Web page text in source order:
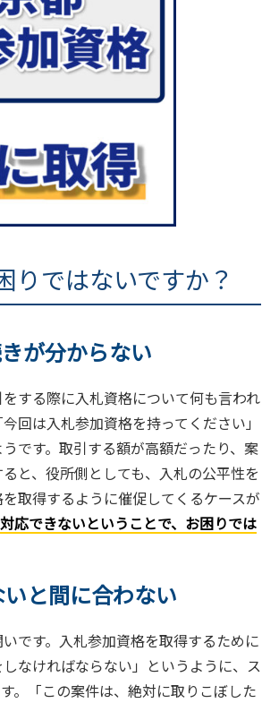
りではないですか？
が分からない
する際に入札資格について何も言われ
回は入札参加資格を持ってください」
です。取引する額が高額だったり、案
と、役所側としても、入札の公平性を
取得するように催促してくるケースが
応できないということで、お困りでは
と間に合わない
です。入札参加資格を取得するために
なければならない」というように、ス
。「この案件は、絶対に取りこぼした